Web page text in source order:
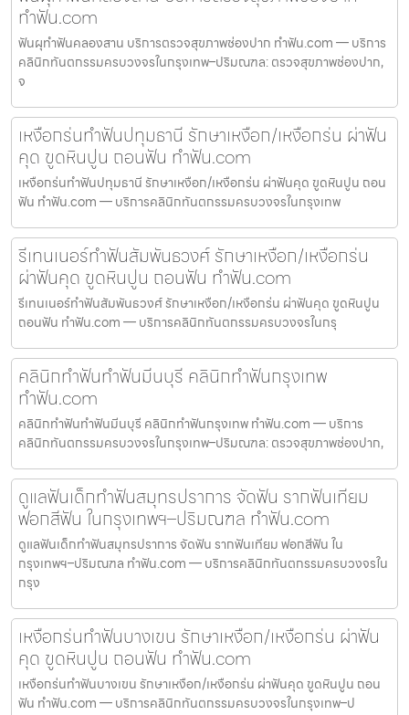
ทำฟัน.com
ฟันผุทำฟันคลองสาน บริการตรวจสุขภาพช่องปาก ทำฟัน.com — บริการ
คลินิกทันตกรรมครบวงจรในกรุงเทพ–ปริมณฑล: ตรวจสุขภาพช่องปาก,
จ
เหงือกร่นทำฟันปทุมธานี รักษาเหงือก/เหงือกร่น ผ่าฟัน
คุด ขูดหินปูน ถอนฟัน ทำฟัน.com
เหงือกร่นทำฟันปทุมธานี รักษาเหงือก/เหงือกร่น ผ่าฟันคุด ขูดหินปูน ถอน
ฟัน ทำฟัน.com — บริการคลินิกทันตกรรมครบวงจรในกรุงเทพ
รีเทนเนอร์ทำฟันสัมพันธวงศ์ รักษาเหงือก/เหงือกร่น
ผ่าฟันคุด ขูดหินปูน ถอนฟัน ทำฟัน.com
รีเทนเนอร์ทำฟันสัมพันธวงศ์ รักษาเหงือก/เหงือกร่น ผ่าฟันคุด ขูดหินปูน
ถอนฟัน ทำฟัน.com — บริการคลินิกทันตกรรมครบวงจรในกรุ
คลินิกทำฟันทำฟันมีนบุรี คลินิกทำฟันกรุงเทพ
ทำฟัน.com
คลินิกทำฟันทำฟันมีนบุรี คลินิกทำฟันกรุงเทพ ทำฟัน.com — บริการ
คลินิกทันตกรรมครบวงจรในกรุงเทพ–ปริมณฑล: ตรวจสุขภาพช่องปาก,
ดูแลฟันเด็กทำฟันสมุทรปราการ จัดฟัน รากฟันเทียม
ฟอกสีฟัน ในกรุงเทพฯ–ปริมณฑล ทำฟัน.com
ดูแลฟันเด็กทำฟันสมุทรปราการ จัดฟัน รากฟันเทียม ฟอกสีฟัน ใน
กรุงเทพฯ–ปริมณฑล ทำฟัน.com — บริการคลินิกทันตกรรมครบวงจรใน
กรุง
เหงือกร่นทำฟันบางเขน รักษาเหงือก/เหงือกร่น ผ่าฟัน
คุด ขูดหินปูน ถอนฟัน ทำฟัน.com
เหงือกร่นทำฟันบางเขน รักษาเหงือก/เหงือกร่น ผ่าฟันคุด ขูดหินปูน ถอน
ฟัน ทำฟัน.com — บริการคลินิกทันตกรรมครบวงจรในกรุงเทพ–ป